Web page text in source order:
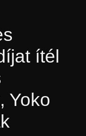
ítél
Yoko